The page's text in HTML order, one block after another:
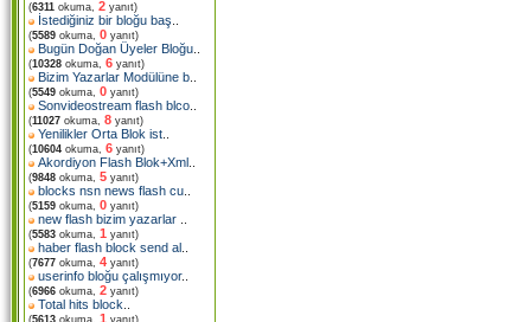
(6311 okuma, 2 yanıt)
İstediğiniz bir bloğu baş
(5589 okuma, 0 yanıt)
Bugün Doğan Üyeler Bloğu
(10328 okuma, 6 yanıt)
Bizim Yazarlar Modülüne b
(5549 okuma, 0 yanıt)
Sonvideostream flash blco
(11027 okuma, 8 yanıt)
Yenilikler Orta Blok ist
(10604 okuma, 6 yanıt)
Akordiyon Flash Blok+Xml
(9848 okuma, 5 yanıt)
blocks nsn news flash cu
(5159 okuma, 0 yanıt)
new flash bizim yazarlar
(5583 okuma, 1 yanıt)
haber flash block send al
(7677 okuma, 4 yanıt)
userinfo bloğu çalışmıyor..
(6966 okuma, 2 yanıt)
Total hits block
(5613 okuma, 1 yanıt)